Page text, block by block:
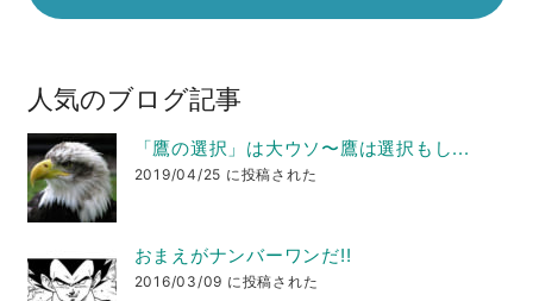
人気のブログ記事
「鷹の選択」は大ウソ〜鷹は選択もし...
2019/04/25 に投稿された
おまえがナンバーワンだ!!
2016/03/09 に投稿された